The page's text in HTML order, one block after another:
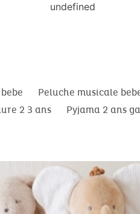
undefined
Peluche musicale
2 3 ans Pyjama 2 ans